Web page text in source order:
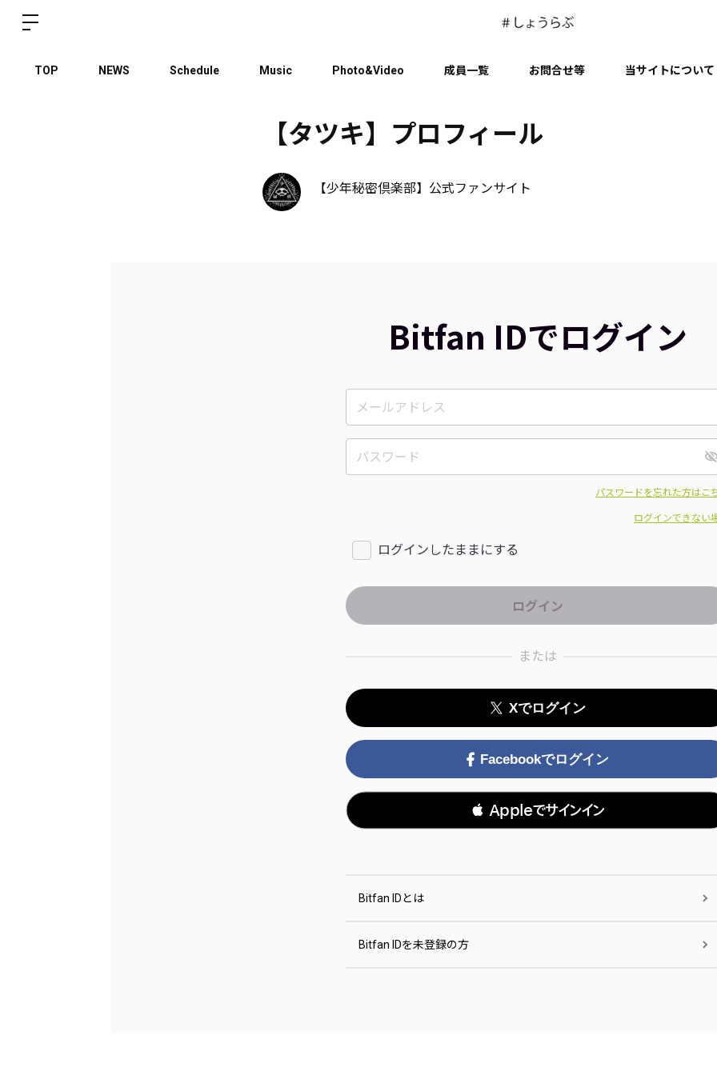
TOP NEWS Schedule Music Photo&Video 成員一覧 お問合せ等 当サイトについて
【タツキ】プロフィール
【少年秘密倶楽部】公式ファンサイト
Bitfan IDでログイン
パスワードを忘れた方はこ
ログインできない
ログインしたままにする
または
Xでログイン
Facebookでログイン
 Appleでサインイン
Bitfan IDとは
Bitfan IDを未登録の方